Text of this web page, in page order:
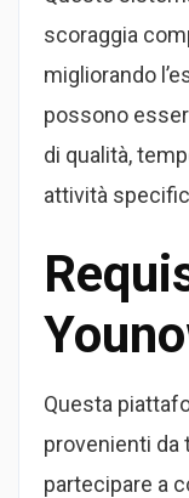
scoraggia
migliorando
possono
di qualità,
attività
Questa
provenienti da
partecipare a